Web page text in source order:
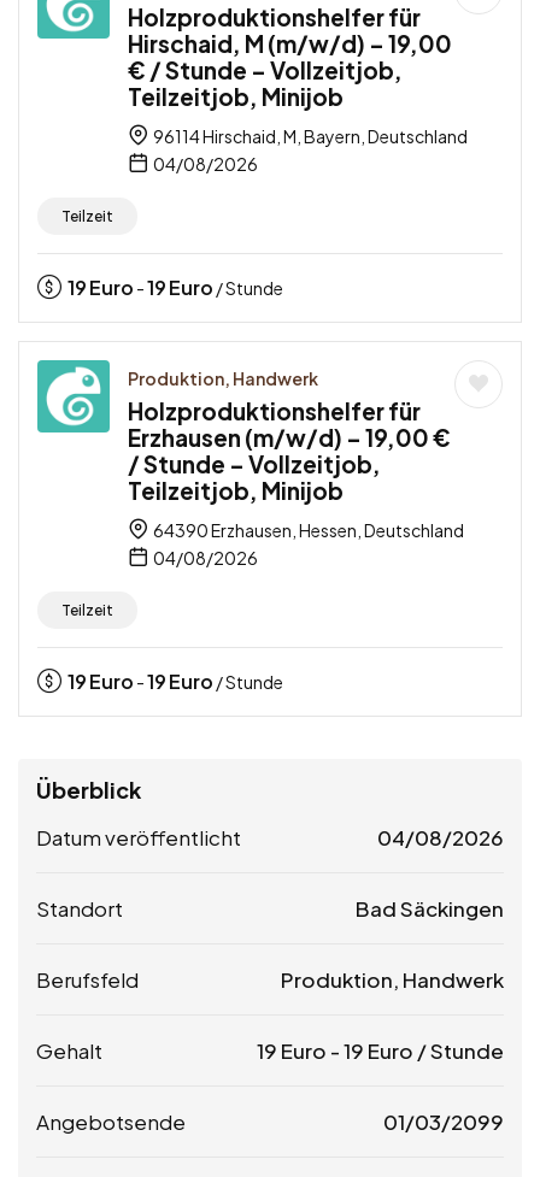
Holzproduktionshelfer für
Hirschaid, M (m/w/d) – 19,00
€ / Stunde – Vollzeitjob,
Teilzeitjob, Minijob
96114 Hirschaid, M, Bayern, Deutschland
04/08/2026
Teilzeit
19Euro -19Euro / Stunde
Produktion, Handwerk
Holzproduktionshelfer für
Erzhausen (m/w/d) – 19,00 €
/ Stunde – Vollzeitjob,
Teilzeitjob, Minijob
64390 Erzhausen, Hessen, Deutschland
04/08/2026
Teilzeit
19Euro -19Euro / Stunde
Überblick
Datum veröffentlicht 04/08/2026
Standort Bad Säckingen
Berufsfeld Produktion, Handwerk
Gehalt 19 Euro -19 Euro / Stunde
Angebotsende 01/03/2099